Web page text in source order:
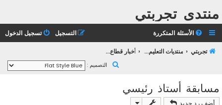
منتدى تجربتي
الأسئلة المتكررة تسجيل الدخول التسجيل
تجربتي منتديات التعليم الثانوي أخبار قطاع التربية والتعليم
التصميم :
مسابقة أستاذ رئيسي
أضف رد جديد